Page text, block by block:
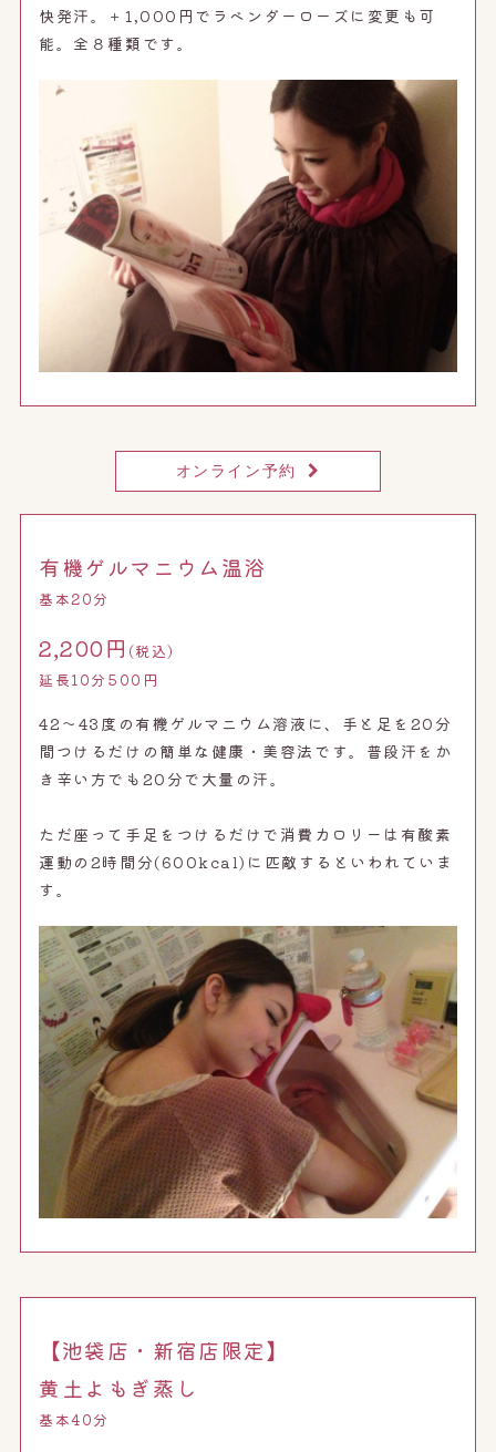
快発汗。＋1,000円でラベンダーローズに変更も可
能。全８種類です。
オンライン予約
有機ゲルマニウム温浴
基本20分
2,200円 (税込)
延長10分500円
42～43度の有機ゲルマニウム溶液に、手と足を20分
間つけるだけの簡単な健康・美容法です。普段汗をか
き辛い方でも20分で大量の汗。
ただ座って手足をつけるだけで消費カロリーは有酸素
運動の2時間分(600kcal)に匹敵するといわれていま
す。
【池袋店・新宿店限定】
黄土よもぎ蒸し
基本40分